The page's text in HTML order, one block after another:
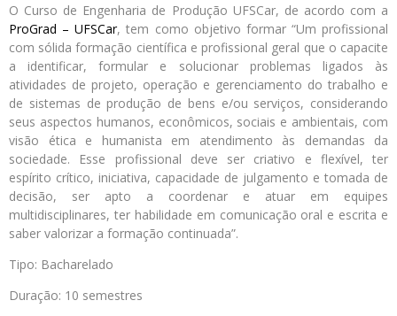
O Curso de Engenharia de Produção UFSCar, de acordo com a
ProGrad – UFSCar, tem como objetivo formar “Um profissional
com sólida formação científica e profissional geral que o capacite
a identificar, formular e solucionar problemas ligados às
atividades de projeto, operação e gerenciamento do trabalho e
de sistemas de produção de bens e/ou serviços, considerando
seus aspectos humanos, econômicos, sociais e ambientais, com
visão ética e humanista em atendimento às demandas da
sociedade. Esse profissional deve ser criativo e flexível, ter
espírito crítico, iniciativa, capacidade de julgamento e tomada de
decisão, ser apto a coordenar e atuar em equipes
multidisciplinares, ter habilidade em comunicação oral e escrita e
saber valorizar a formação continuada”.
Tipo: Bacharelado
Duração: 10 semestres